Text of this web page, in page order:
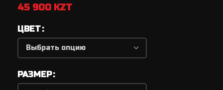
45 900 KZT
ЦВЕТ
РАЗМЕР